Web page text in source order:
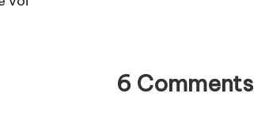
6 Comments